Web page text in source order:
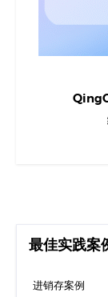
最佳实践案
进销存案例